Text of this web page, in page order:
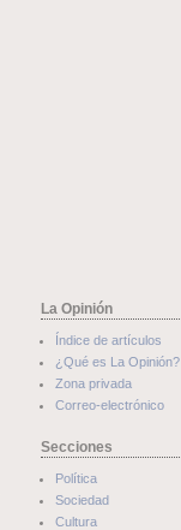
La Opinión
Índice de artículos
¿Qué es La Opinión?
Zona privada
Correo-electrónico
Secciones
Política
Sociedad
Cultura